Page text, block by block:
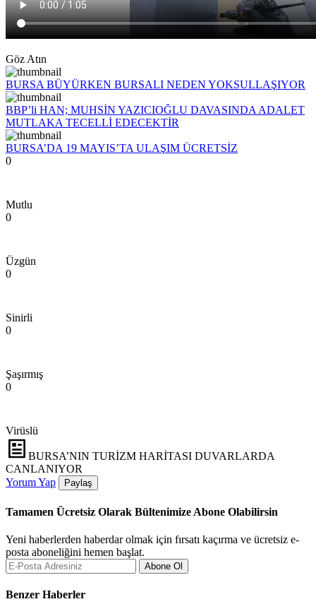
Göz Atın
BURSA BÜYÜRKEN BURSALI NEDEN YOKSULLAŞIYOR
BBP’li HAN; MUHSİN YAZICIOĞLU DAVASINDA ADALET
MUTLAKA TECELLİ EDECEKTİR
BURSA’DA 19 MAYIS’TA ULAŞIM ÜCRETSİZ
0
Mutlu
0
Üzgün
0
Sinirli
0
Şaşırmış
0
Virüslü
BURSA’NIN TURİZM HARİTASI DUVARLARDA
CANLANIYOR
Yorum Yap
Paylaş
Tamamen Ücretsiz Olarak Bültenimize Abone Olabilirsin
Yeni haberlerden haberdar olmak için fırsatı kaçırma ve ücretsiz e-
posta aboneliğini hemen başlat.
Abone Ol
Benzer Haberler